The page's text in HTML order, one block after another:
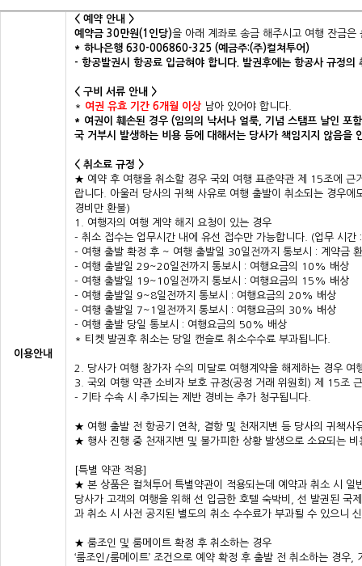
이용안내
< 예약 안내 >
예약금 30만원(1인당)을 아래 계좌로 송금 해주시고 여행 잔금
* 하나은행 630-006860-325 (예금주:(주)컬쳐투어)
- 항공발권시 항공료 입금혀야 합니다. 발권후에는 항공사 규정의
< 구비 서류 안내 >
* 여권 유효 기간 6개월 이상 남아 있어야 합니다.
* 여권이 훼손된 경우 (임의의 낙서나 얼룩, 기념 스탬프 날인 포
국 거부시 발생하는 비용 등에 대해서는 당사가 책임지지 않음을
< 취소료 규정 >
★ 예약 후 여행을 취소할 경우 국외 여행 표준약관 제 15조에 근
랍니다. 아울러 당사의 귀책 사유로 여행 출발이 취소되는 경우
경비만 환불)
1. 여행자의 여행 계약 해지 요청이 있는 경우
- 취소 접수는 업무시간 내에 유선 접수만 가능합니다. (업무 시
- 여행 출발 확정 후 ~ 여행 출발일 30일전까지 통보시 : 계약금
- 여행 출발일 29~20일전까지 통보시 : 여행요금의 10% 배상
- 여행 출발일 19~10일전까지 통보시 : 여행요금의 15% 배상
- 여행 출발일 9~8일전까지 통보시 : 여행요금의 20% 배상
- 여행 출발일 7~1일전까지 통보시 : 여행요금의 30% 배상
- 여행 출발 당일 통보시 : 여행요금의 50% 배상
* 티켓 발권후 취소는 당일 캔슬로 취소수수료 부과됩니다.
2. 당사가 여행 참가자 수의 미달로 여행계약을 해제하는 경우
3. 국외 여행 약관 소비자 보호 규정(공정 거래 위원회) 제 15조
- 기타 수속 시 추가되는 제반 경비는 추가 청구됩니다.
★ 여행 출발 전 항공기 연착, 결항 및 천재지변 등 당사의 귀책사
★ 행사 진행 중 천재지변 및 불가피한 상황 발생으로 소요되는
[특별 약관 적용]
★ 본 상품은 컬쳐투어 특별약관이 적용되는데 예약과 취소 시 일
당사가 고객의 여행을 위해 선 입금한 호텔 숙박비, 선 발권된 국
과 취소 시 사전 공지된 별도의 취소 수수료가 부과될 수 있으니
★ 룸조인 및 룸메이트 확정 후 취소하는 경우
‘룸조인/룸메이트’ 조건으로 예약 확정 후 출발 전 취소하는 경